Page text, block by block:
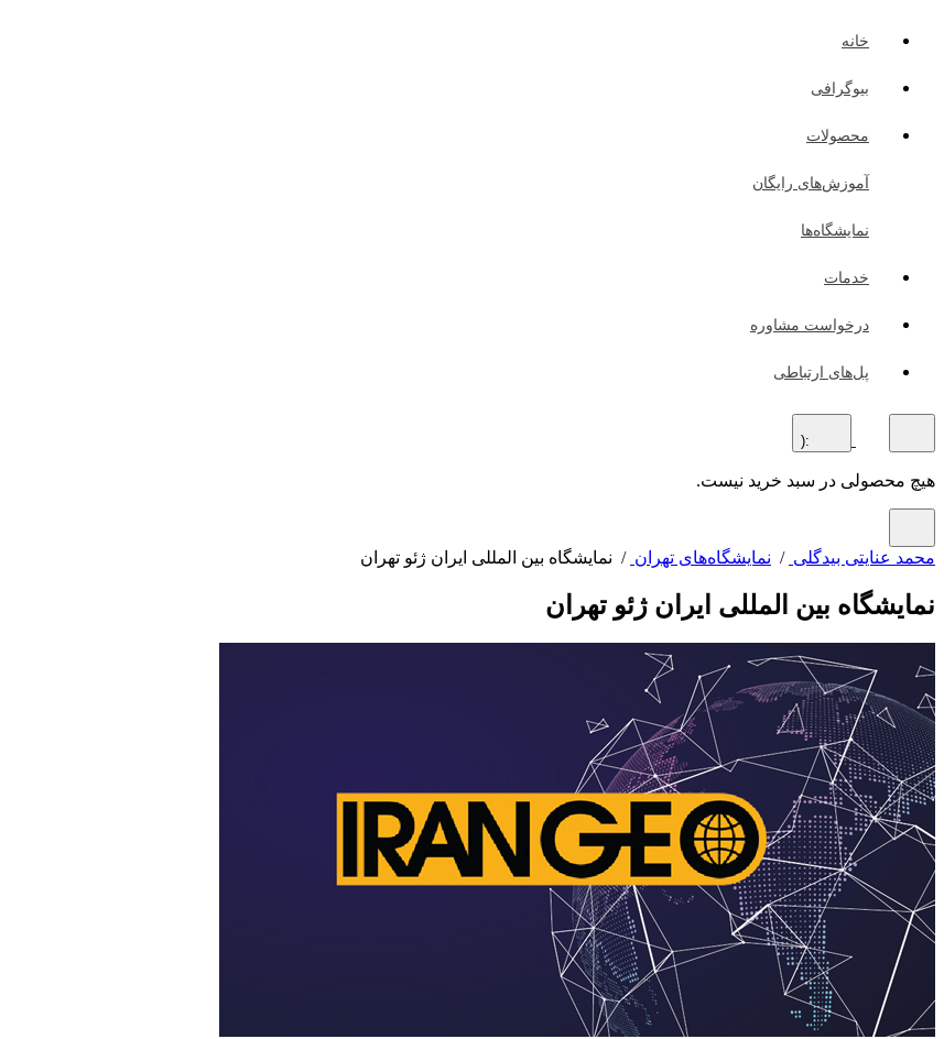
خانه
بیوگرافی
محصولات
آموزش‌های رایگان
نمایشگاه‌ها
خدمات
درخواست مشاوره
پل‌های ارتباطی
:(
هیچ محصولی در سبد خرید نیست.
محمد عنایتی بیدگلی / نمایشگاه‌های تهران / نمایشگاه بین المللی ایران ژئو تهران
نمایشگاه بین المللی ایران ژئو تهران